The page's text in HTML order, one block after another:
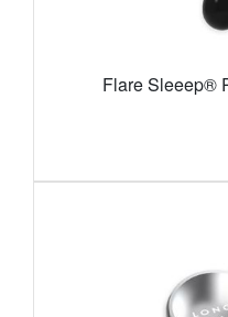
Flare Sleeep®